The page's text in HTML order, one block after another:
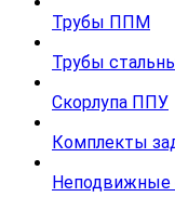
Трубы ППМ
Трубы
Скорлупа ППУ
Комплекты